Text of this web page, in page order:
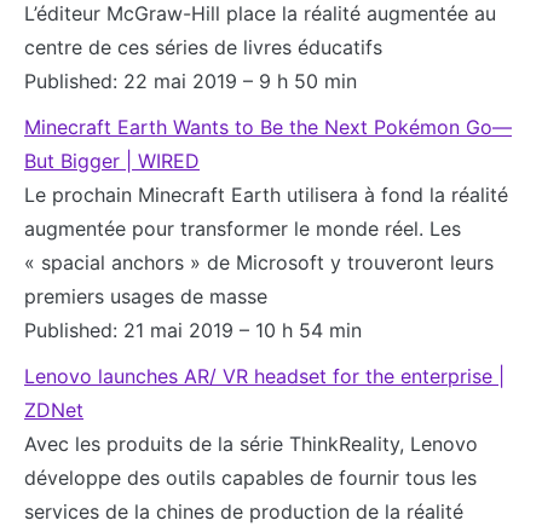
L’éditeur McGraw-Hill place la réalité augmentée au
centre de ces séries de livres éducatifs
Published: 22 mai 2019 – 9 h 50 min
Minecraft Earth Wants to Be the Next Pokémon Go—
But Bigger | WIRED
Le prochain Minecraft Earth utilisera à fond la réalité
augmentée pour transformer le monde réel. Les
« spacial anchors » de Microsoft y trouveront leurs
premiers usages de masse
Published: 21 mai 2019 – 10 h 54 min
Lenovo launches AR/ VR headset for the enterprise |
ZDNet
Avec les produits de la série ThinkReality, Lenovo
développe des outils capables de fournir tous les
services de la chines de production de la réalité